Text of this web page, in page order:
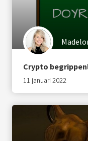
Crypto
11 januari 2022